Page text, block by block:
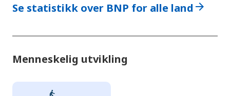
Se statistikk over BNP for alle land arrow_forward
Menneskelig utvikling